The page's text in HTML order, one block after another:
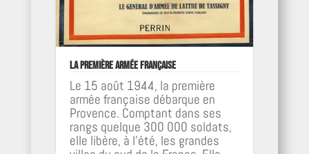
La première armée française
Le 15 août 1944, la première
armée française débarque en
Provence. Comptant dans ses
rangs quelque 300 000 soldats,
elle libère, à l'été, les grandes